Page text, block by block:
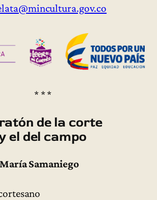
* * *
de la corte
el del campo
Samaniego